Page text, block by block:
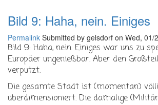
Bild 9: Haha, nein. Einiges
Permalink Submitted by gelsdorf on Wed, 01/
Bild 9: Haha, nein. Einiges war uns zu
Europäer ungenießbar. Aber den
verputzt.
Die gesamte Stadt ist (momentan)
überdimensioniert. Die damalige